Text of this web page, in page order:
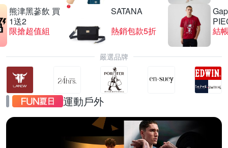
熊津黑蔘飲 買
1送2
限搶超值組
SATANA
熱銷包款5折
結
嚴選品牌
運動戶外